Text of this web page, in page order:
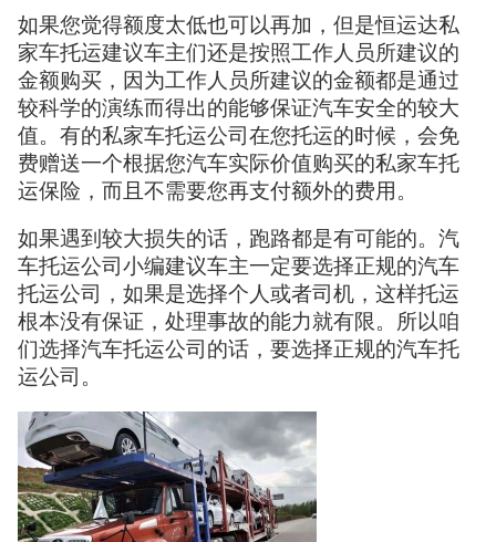
如果您觉得额度太低也可以再加，但是恒运达私
家车托运建议车主们还是按照工作人员所建议的
金额购买，因为工作人员所建议的金额都是通过
较科学的演练而得出的能够保证汽车安全的较大
值。有的私家车托运公司在您托运的时候，会免
费赠送一个根据您汽车实际价值购买的私家车托
运保险，而且不需要您再支付额外的费用。
如果遇到较大损失的话，跑路都是有可能的。汽
车托运公司小编建议车主一定要选择正规的汽车
托运公司，如果是选择个人或者司机，这样托运
根本没有保证，处理事故的能力就有限。所以咱
们选择汽车托运公司的话，要选择正规的汽车托
运公司。